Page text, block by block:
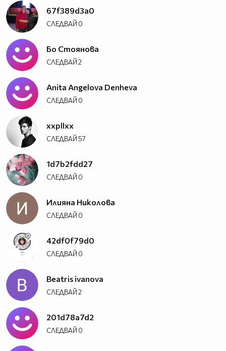
67f389d3a0
СЛЕДВАЙ 0
Бо Стоянова
СЛЕДВАЙ2
Anita Angelova Denheva
СЛЕДВАЙ 0
xxpllxx
СЛЕДВАЙ57
1d7b2fdd27
СЛЕДВАЙ 0
Илияна Николова
СЛЕДВАЙ 0
42df0f79d0
СЛЕДВАЙ 0
Beatris ivanova
СЛЕДВАЙ2
201d78a7d2
СЛЕДВАЙ 0